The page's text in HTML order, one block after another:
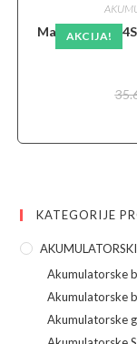
AKCIJA!
Makita
KATEGORIJE
Akumulatorske
Akumulatorske
Akumulatorske